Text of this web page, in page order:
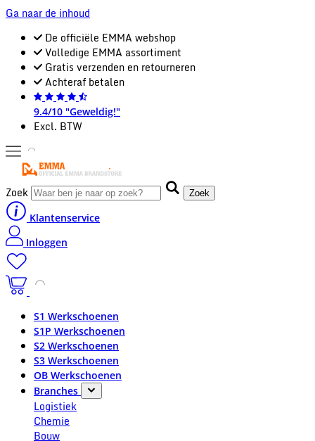
Ga naar de inhoud
De officiële EMMA webshop
Volledige EMMA assortiment
Gratis verzenden en retourneren
Achteraf betalen
9.4/10 "Geweldig!"
Excl. BTW
Zoek Zoek
Klantenservice
Inloggen
S1 Werkschoenen
S1P Werkschoenen
S2 Werkschoenen
S3 Werkschoenen
OB Werkschoenen
Branches
Logistiek
Chemie
Bouw